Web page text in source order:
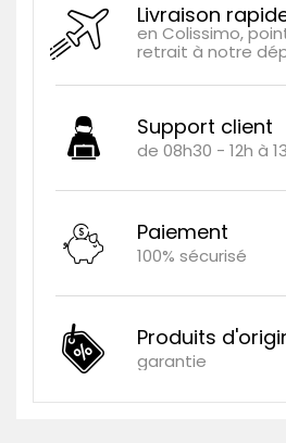
Livraison
en Colissimo,
retrait à notre
Support client
de 08h30 - 12h à
Paiement
100% sécurisé
Produits
garantie